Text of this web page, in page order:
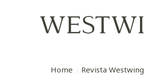
Home Revista Westwing